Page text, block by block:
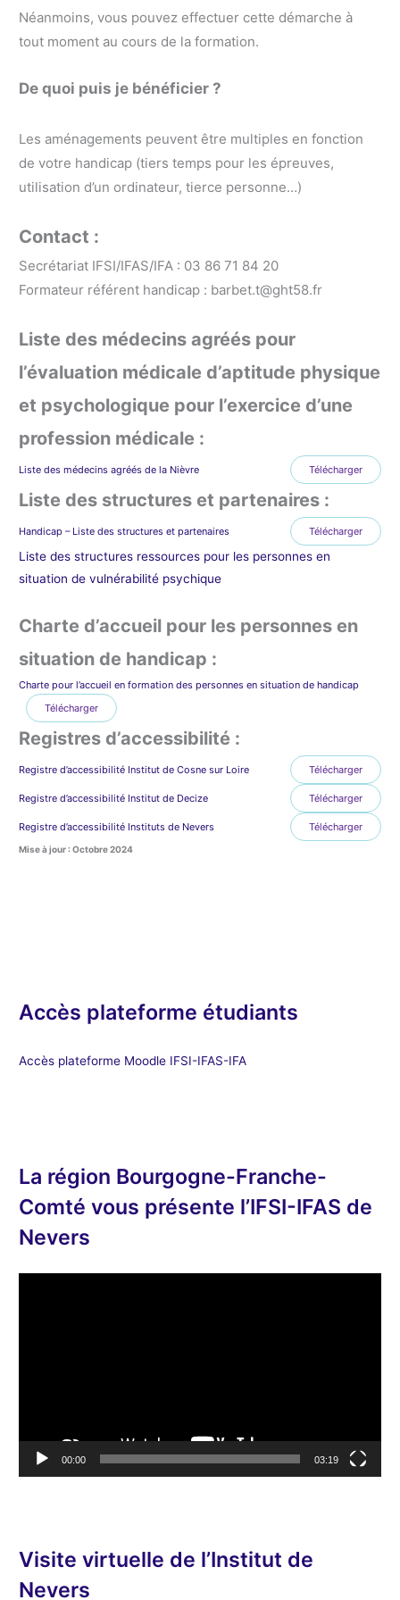
Néanmoins, vous pouvez effectuer cette démarche à
tout moment au cours de la formation.
De quoi puis je bénéficier ?
Les aménagements peuvent être multiples en fonction
de votre handicap (tiers temps pour les épreuves,
utilisation d’un ordinateur, tierce personne…)
Contact :
Secrétariat IFSI/IFAS/IFA : 03 86 71 84 20
Formateur référent handicap : barbet.t@ght58.fr
Liste des médecins agréés pour
l’évaluation médicale d’aptitude physique
et psychologique pour l’exercice d’une
profession médicale :
Liste des médecins agréés de la Nièvre Télécharger
Liste des structures et partenaires :
Handicap – Liste des structures et partenaires Télécharger
Liste des structures ressources pour les personnes en
situation de vulnérabilité psychique
Charte d’accueil pour les personnes en
situation de handicap :
Charte pour l’accueil en formation des personnes en situation de handicap
Télécharger
Registres d’accessibilité :
Registre d’accessibilité Institut de Cosne sur Loire Télécharger
Registre d’accessibilité Institut de Decize Télécharger
Registre d’accessibilité Instituts de Nevers Télécharger
Mise à jour : Octobre 2024
Accès plateforme étudiants
Accès plateforme Moodle IFSI-IFAS-IFA
La région Bourgogne-Franche-
Comté vous présente l’IFSI-IFAS de
Nevers
i
o
00:00 03:19
Visite virtuelle de l’Institut de
Nevers